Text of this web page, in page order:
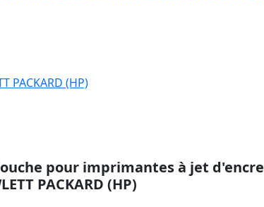
PACKARD (HP)
pour imprimantes à jet d'encre
PACKARD (HP)